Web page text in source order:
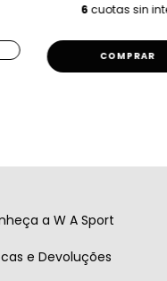
6 cuotas sin
COMPRAR
a W A Sport
e Devoluções